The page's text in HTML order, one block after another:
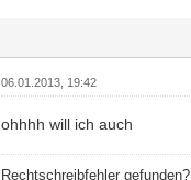
06.01.2013, 19:42
ohhhh will ich auch
Rechtschreibfehler gefunden?